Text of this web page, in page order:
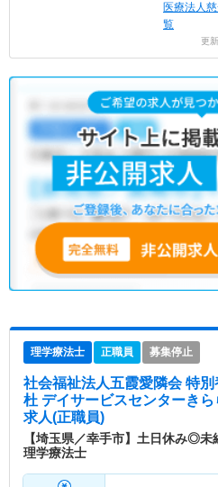
医療法人
覧
更
理学療法士 正職員 募集停止
社会福祉法人五霞愛隣会 特
杜 デイサービスセンターき
求人(正職員)
【埼玉県／幸手市】土日休み◎
理学療法士